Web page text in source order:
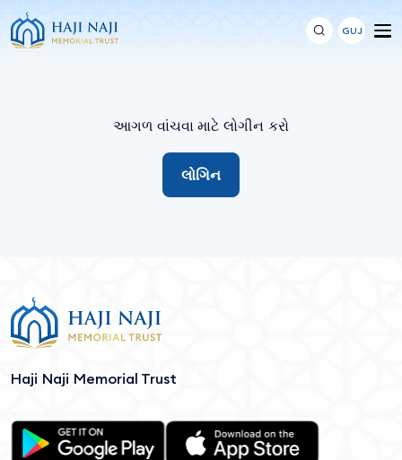
GUJ
આગળ વાંચવા માટે લોગીન કરો
લોગિન
Haji Naji Memorial Trust